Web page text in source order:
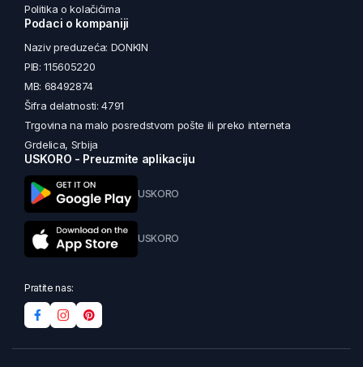
Politika o kolačićima
Podaci o kompaniji
Naziv preduzeća: DONKIN
PIB: 115605220
MB: 68492874
Šifra delatnosti: 4791
Trgovina na malo posredstvom pošte ili preko interneta
Grdelica, Srbija
USKORO - Preuzmite aplikaciju
USKORO
USKORO
Pratite nas: